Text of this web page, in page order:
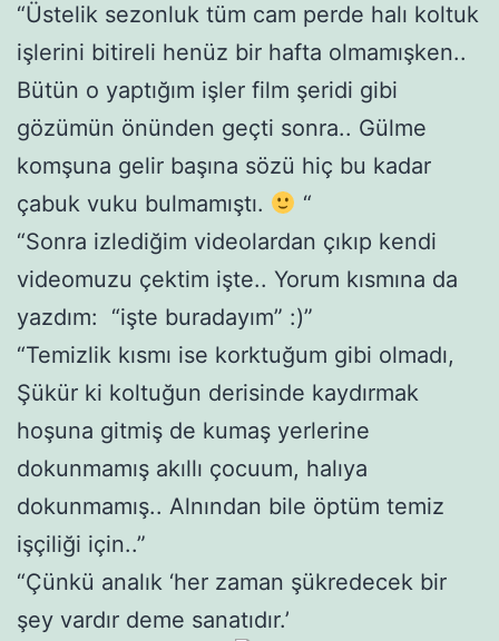
“Üstelik sezonluk tüm cam perde halı koltuk
işlerini bitireli henüz bir hafta olmamışken..
Bütün o yaptığım işler film şeridi gibi
gözümün önünden geçti sonra.. Gülme
komşuna gelir başına sözü hiç bu kadar
çabuk vuku bulmamıştı.
“
“Sonra izlediğim videolardan çıkıp kendi
videomuzu çektim işte.. Yorum kısmına da
yazdım: “işte buradayım” :)”
“Temizlik kısmı ise korktuğum gibi olmadı,
Şükür ki koltuğun derisinde kaydırmak
hoşuna gitmiş de kumaş yerlerine
dokunmamış akıllı çocuum, halıya
dokunmamış.. Alnından bile öptüm temiz
işçiliği için..”
“Çünkü analık ‘her zaman şükredecek bir
şey vardır deme sanatıdır.’